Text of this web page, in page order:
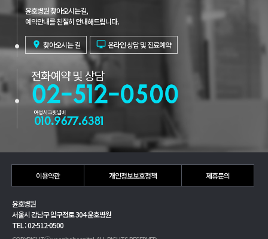
윤호병원 찾아오시는길,
예약안내를 친절히 안내해드립니다.
 찾아오시는 길  온라인 상담 및 진료예약
이용약관 개인정보보호정책 제휴문의
윤호병원
서울시 강남구 압구정로 304 윤호병원
TEL : 02-512-0500